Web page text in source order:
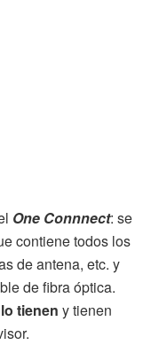
One Connnect: se
contiene todos los
de antena, etc. y
de fibra óptica.
tienen y tienen